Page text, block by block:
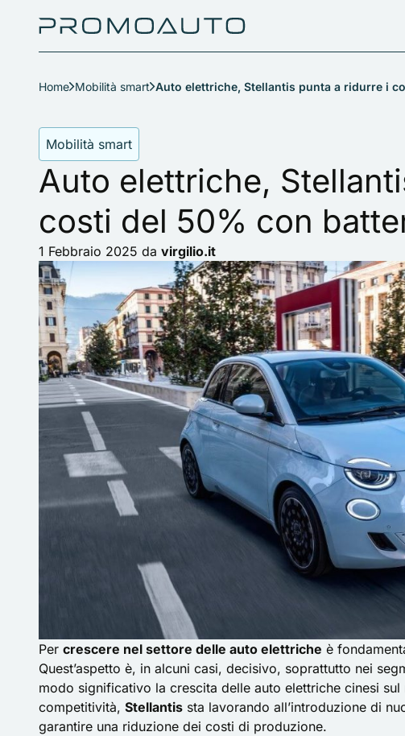
Home Mobilità smart Auto elettriche, Stellantis punta a ridurre i
Mobilità smart
Auto elettriche,
costi del 50% con
1 Febbraio 2025 da virgilio.it
Per crescere nel settore delle auto elettriche è
Quest’aspetto è, in alcuni casi, decisivo, soprattutto nei
modo significativo la crescita delle auto elettriche cinesi
competitività, Stellantis sta lavorando all’introduzione di
garantire una riduzione dei costi di produzione.